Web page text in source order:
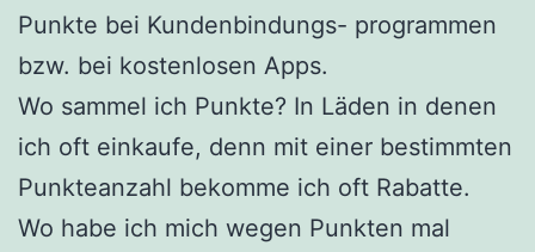
Punkte bei Kundenbindungs- programmen
bzw. bei kostenlosen Apps.
Wo sammel ich Punkte? In Läden in denen
ich oft einkaufe, denn mit einer bestimmten
Punkteanzahl bekomme ich oft Rabatte.
Wo habe ich mich wegen Punkten mal